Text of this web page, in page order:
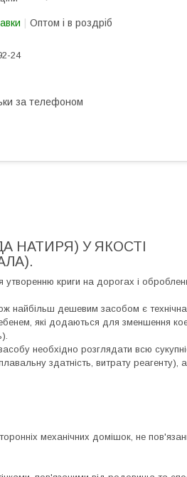
Оптом і в роздріб
24
за телефоном
НАТИРЯ) У ЯКОСТІ
утворенню криги на дорогах і
найбільш дешевим засобом є
які додаються для зменшення
необхідно розглядати всю
здатність, витрату реагенту),
механічних домішок, не